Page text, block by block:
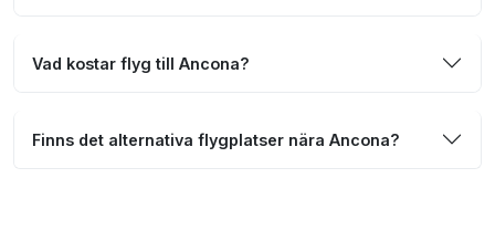
Vad kostar flyg till Ancona?
Finns det alternativa flygplatser nära Ancona?